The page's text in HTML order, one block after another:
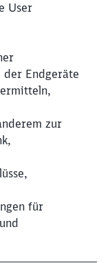
User
der Endgeräte
zur
für